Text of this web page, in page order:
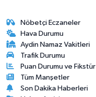
Nöbetçi Eczaneler
Hava Durumu
Aydin Namaz Vakitleri
Trafik Durumu
Puan Durumu ve Fikstür
Tüm Manşetler
Son Dakika Haberleri